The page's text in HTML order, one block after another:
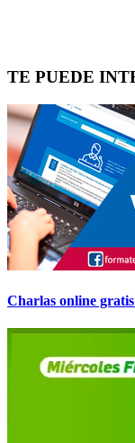
TE PUEDE
Charlas online